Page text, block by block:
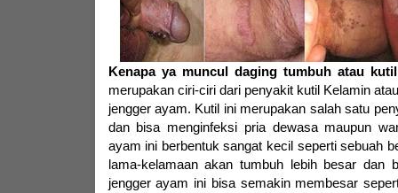
Kenapa ya muncul daging tumbuh atau
merupakan ciri-ciri dari penyakit kutil Kelamin
jengger ayam. Kutil ini merupakan salah satu
dan bisa menginfeksi pria dewasa maupun
ayam ini berbentuk sangat kecil seperti sebuah
lama-kelamaan akan tumbuh lebih besar dan
jengger ayam ini bisa semakin membesar